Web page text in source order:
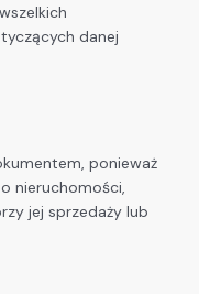
danej
ponieważ
nieruchomości,
jej sprzedaży lub